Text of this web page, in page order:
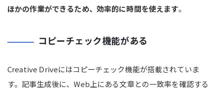
ほかの作業ができるため、効率的に時間を使えます。
コピーチェック機能がある
Creative Driveにはコピーチェック機能が搭載されていま
す。記事生成後に、Web上にある文章との一致率を確認する